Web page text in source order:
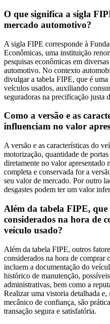
O que significa a sigla
mercado automotivo?
A sigla FIPE corresponde à
Econômicas, uma instituição
pesquisas econômicas em
automotivo. No contexto
divulgar a tabela FIPE, que é
veículos usados, auxiliando
seguradoras na precificação justa
Como a versão e as
influenciam no valor
A versão e as características do
motorização, quantidade de
diretamente no valor apresentado
completa e conservada for a
seu valor de mercado. Por outro
desgastes podem ter um valor
Além da tabela FIPE, que
considerados na hora de
veículo usado?
Além da tabela FIPE, outros
considerados na hora de comprar
incluem a documentação do
histórico de manutenção,
administrativas, bem como a
Realizar uma vistoria detalhada
mecânico de confiança, são
transação segura e satisfatória.